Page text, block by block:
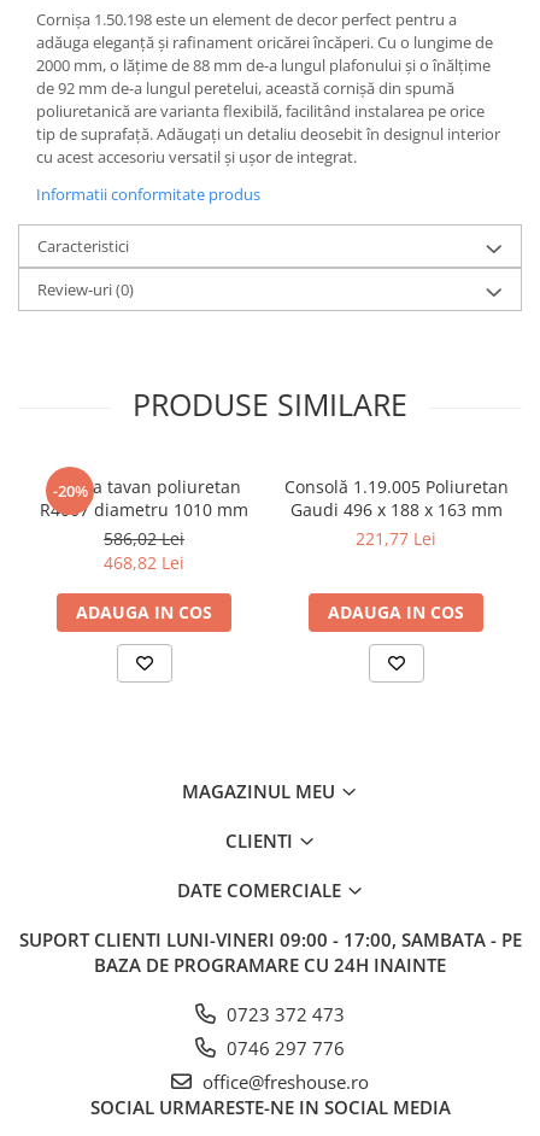
Cornișa 1.50.198 este un element de decor perfect pentru a
adăuga eleganță și rafinament oricărei încăperi. Cu o lungime de
2000 mm, o lățime de 88 mm de-a lungul plafonului și o înălțime
de 92 mm de-a lungul peretelui, această cornișă din spumă
poliuretanică are varianta flexibilă, facilitând instalarea pe orice
tip de suprafață. Adăugați un detaliu deosebit în designul interior
cu acest accesoriu versatil și ușor de integrat.
Informatii conformitate produs
Caracteristici
Review-uri(0)
PRODUSE SIMILARE
-20%
Rozeta tavan poliuretan
R4007 diametru 1010 mm
586,02 Lei
468,82 Lei
ADAUGA IN COS
Consolă 1.19.005 Poliuretan
Gaudi 496 x 188 x 163 mm
221,77 Lei
ADAUGA IN COS
MAGAZINUL MEU
CLIENTI
DATE COMERCIALE
SUPORT CLIENTI LUNI-VINERI 09:00 - 17:00, SAMBATA - PE
BAZA DE PROGRAMARE CU 24H INAINTE
0723 372 473
0746 297 776
office@freshouse.ro
SOCIAL URMARESTE-NE IN SOCIAL MEDIA